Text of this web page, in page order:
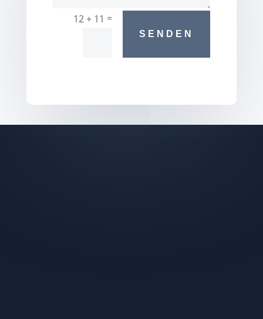
12 + 11 =
SENDEN